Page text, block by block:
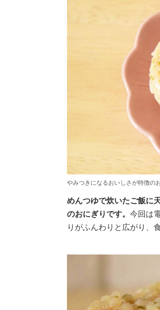
やみつきになるおいしさが特徴の
めんつゆで炊いたご飯に
のおにぎりです。 今回は
りがふんわりと広がり、